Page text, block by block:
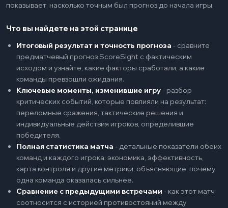
показывает, насколько точным был прогноз до начала игры.
Что вы найдете на этой странице
Итоговый результат и точность прогноза - сравните
предматчевый прогноз ScoreSight с фактическим
исходом и узнайте, какие факторы сработали, а какие
команды превзошли ожидания.
Ключевые моменты, изменившие игру- разбор
критических событий, которые повлияли на результат:
переломные сражения, тактические решения и
индивидуальные действия игроков, определившие
победителя.
Полная статистика матча - детальные показатели обеих
команд и каждого игрока: экономика, эффективность,
карта контроля и другие метрики, объясняющие, почему
одна команда оказалась сильнее.
Сравнение с предыдущими встречами - как этот матч
соотносится с историей противостояний между